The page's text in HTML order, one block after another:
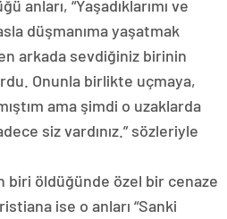
anları, “Yaşadıklarımı ve
düşmanıma yaşatmak
arkada sevdiğiniz birinin
Onunla birlikte uçmaya,
ama şimdi o uzaklarda
siz vardınız.” sözleriyle
biri öldüğünde özel bir cenaze
ise o anları “Sanki